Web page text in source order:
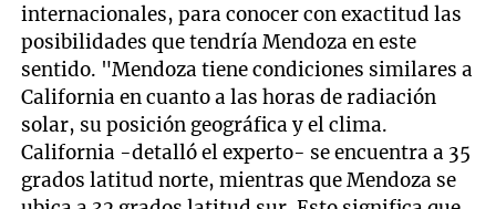
internacionales, para conocer con exactitud las
posibilidades que tendría Mendoza en este
sentido. "Mendoza tiene condiciones similares a
California en cuanto a las horas de radiación
solar, su posición geográfica y el clima.
California -detalló el experto- se encuentra a 35
grados latitud norte, mientras que Mendoza se